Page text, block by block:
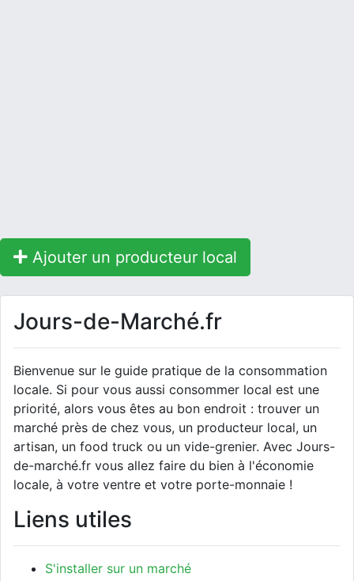
Ajouter un producteur local
Jours-de-Marché.fr
Bienvenue sur le guide pratique de la consommation
locale. Si pour vous aussi consommer local est une
priorité, alors vous êtes au bon endroit : trouver un
marché près de chez vous, un producteur local, un
artisan, un food truck ou un vide-grenier. Avec Jours-
de-marché.fr vous allez faire du bien à l'économie
locale, à votre ventre et votre porte-monnaie !
Liens utiles
S'installer sur un marché